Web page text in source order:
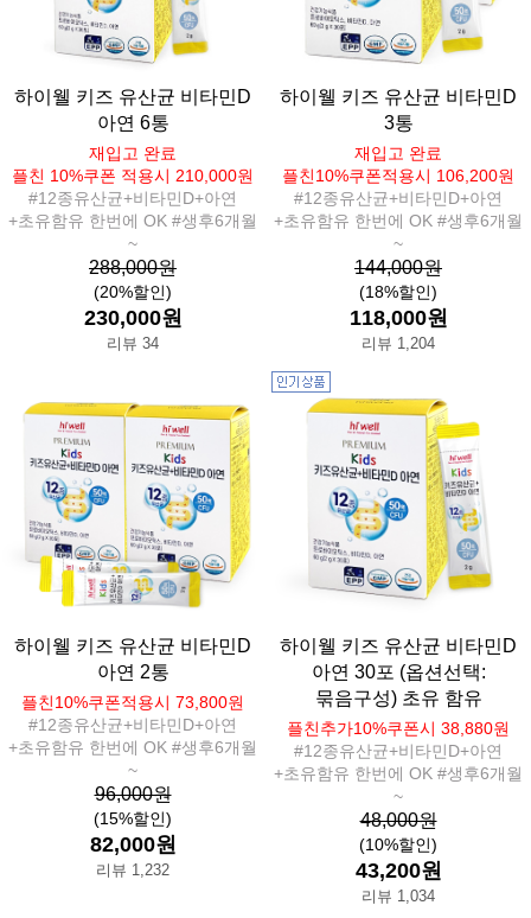
하이웰 키즈 유산균 비타민D
아연 6통
재입고 완료
플친 10%쿠폰 적용시 210,000원
#12종유산균+비타민D+아연
+초유함유 한번에 OK #생후6개월
~
288,000원
(20%할인)
230,000원
리뷰 34
하이웰 키즈 유산균 비타민D
3통
재입고 완료
플친10%쿠폰적용시 106,200원
#12종유산균+비타민D+아연
+초유함유 한번에 OK #생후6개월
~
144,000원
(18%할인)
118,000원
리뷰 1,204
하이웰 키즈 유산균 비타민D
아연 2통
플친10%쿠폰적용시 73,800원
#12종유산균+비타민D+아연
+초유함유 한번에 OK #생후6개월
~
96,000원
(15%할인)
82,000원
리뷰 1,232
하이웰 키즈 유산균 비타민D
아연 30포 (옵션선택:
묶음구성) 초유 함유
플친추가10%쿠폰시 38,880원
#12종유산균+비타민D+아연
+초유함유 한번에 OK #생후6개월
~
48,000원
(10%할인)
43,200원
리뷰 1,034